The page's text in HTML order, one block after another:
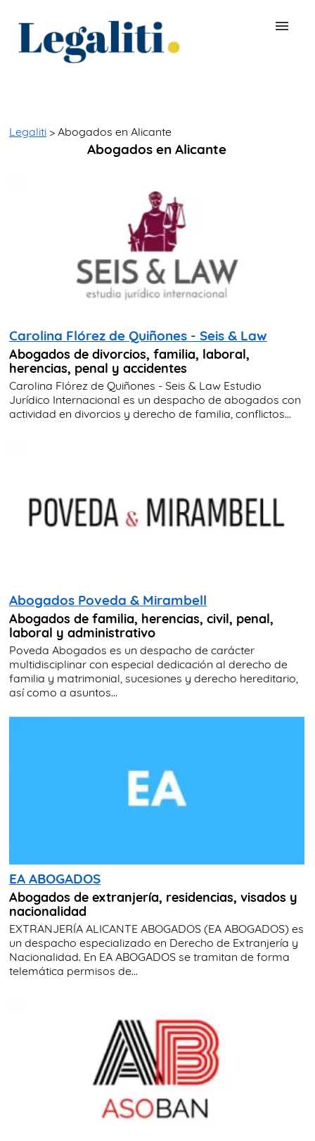
Legaliti > Abogados en Alicante
Abogados en Alicante
Carolina Flórez de Quiñones - Seis & Law
Abogados de divorcios, familia, laboral,
herencias, penal y accidentes
Carolina Flórez de Quiñones - Seis & Law Estudio
Jurídico Internacional es un despacho de abogados con
actividad en divorcios y derecho de familia, conflictos...
Abogados Poveda & Mirambell
Abogados de familia, herencias, civil, penal,
laboral y administrativo
Poveda Abogados es un despacho de carácter
multidisciplinar con especial dedicación al derecho de
familia y matrimonial, sucesiones y derecho hereditario,
así como a asuntos...
EA ABOGADOS
Abogados de extranjería, residencias, visados y
nacionalidad
EXTRANJERÍA ALICANTE ABOGADOS (EA ABOGADOS) es
un despacho especializado en Derecho de Extranjería y
Nacionalidad. En EA ABOGADOS se tramitan de forma
telemática permisos de...